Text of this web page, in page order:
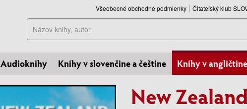
Všeobecné obchodné podmienky Čitateľský klub
Hľadať
Audioknihy Knihy v slovenčine a češtine Knihy v angličtine
New Zealand